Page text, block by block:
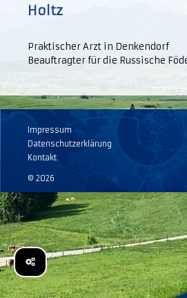
Holtz
Praktischer Arzt in Denkendorf
Beauftragter für die Russische
Impressum
Datenschutzerklärung
Kontakt
© 2026